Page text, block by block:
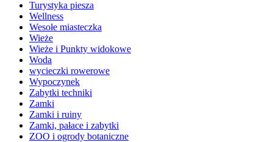
Turystyka piesza
Wellness
Wesołe miasteczka
Wieże
Wieże i Punkty widokowe
Woda
wycieczki rowerowe
Wypoczynek
Zabytki techniki
Zamki
Zamki i ruiny
Zamki, pałace i zabytki
ZOO i ogrody botaniczne